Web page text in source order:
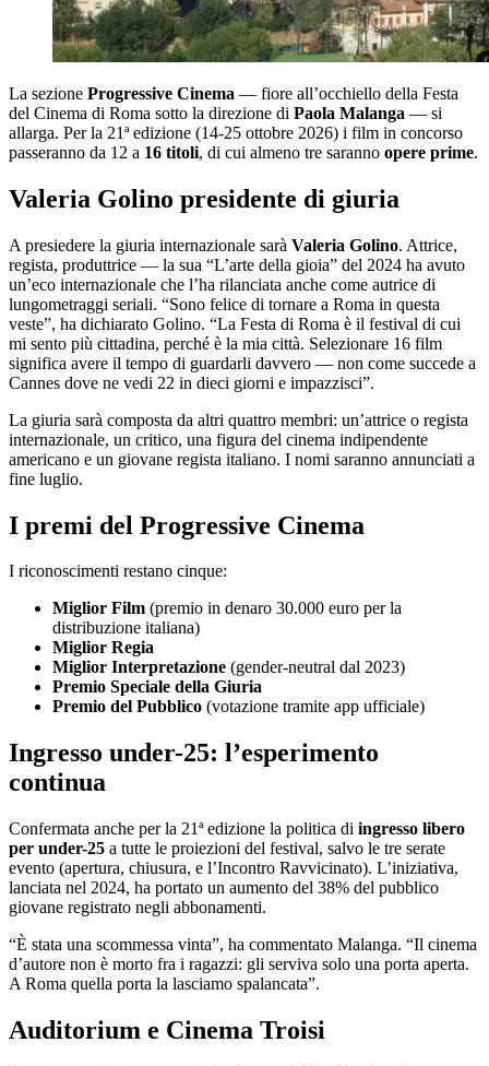
La sezione Progressive Cinema — fiore all’occhiello della Festa
del Cinema di Roma sotto la direzione di Paola Malanga — si
allarga. Per la 21ª edizione (14-25 ottobre 2026) i film in concorso
passeranno da 12 a 16 titoli, di cui almeno tre saranno opere prime.
Valeria Golino presidente di giuria
A presiedere la giuria internazionale sarà Valeria Golino. Attrice,
regista, produttrice — la sua “L’arte della gioia” del 2024 ha avuto
un’eco internazionale che l’ha rilanciata anche come autrice di
lungometraggi seriali. “Sono felice di tornare a Roma in questa
veste”, ha dichiarato Golino. “La Festa di Roma è il festival di cui
mi sento più cittadina, perché è la mia città. Selezionare 16 film
significa avere il tempo di guardarli davvero — non come succede a
Cannes dove ne vedi 22 in dieci giorni e impazzisci”.
La giuria sarà composta da altri quattro membri: un’attrice o regista
internazionale, un critico, una figura del cinema indipendente
americano e un giovane regista italiano. I nomi saranno annunciati a
fine luglio.
I premi del Progressive Cinema
I riconoscimenti restano cinque:
Miglior Film (premio in denaro 30.000 euro per la
distribuzione italiana)
Miglior Regia
Miglior Interpretazione (gender-neutral dal 2023)
Premio Speciale della Giuria
Premio del Pubblico (votazione tramite app ufficiale)
Ingresso under-25: l’esperimento
continua
Confermata anche per la 21ª edizione la politica di ingresso libero
per under-25 a tutte le proiezioni del festival, salvo le tre serate
evento (apertura, chiusura, e l’Incontro Ravvicinato). L’iniziativa,
lanciata nel 2024, ha portato un aumento del 38% del pubblico
giovane registrato negli abbonamenti.
“È stata una scommessa vinta”, ha commentato Malanga. “Il cinema
d’autore non è morto fra i ragazzi: gli serviva solo una porta aperta.
A Roma quella porta la lasciamo spalancata”.
Auditorium e Cinema Troisi